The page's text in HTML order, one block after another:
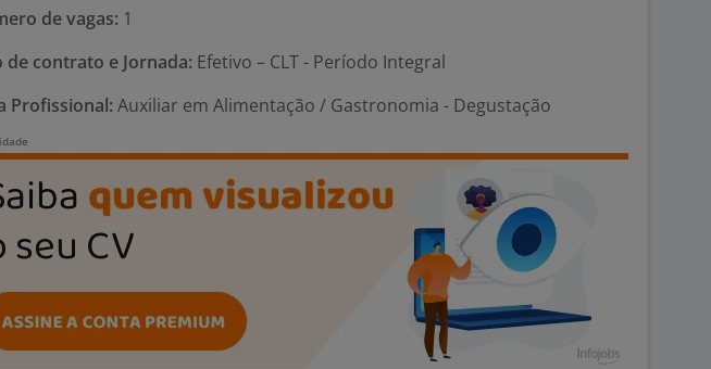
de vagas: 1
de contrato e Jornada: Efetivo – CLT - Período Integral
Profissional: Auxiliar em Alimentação / Gastronomia - Degustação